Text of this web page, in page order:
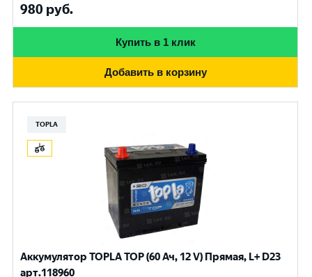
980 руб.
Купить в 1 клик
Добавить в корзину
TOPLA
Аккумулятор TOPLA TOP (60 Ач, 12 V) Прямая, L+ D23
арт.118960